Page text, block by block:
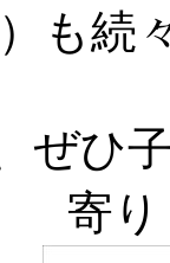
）も
ぜひ
寄